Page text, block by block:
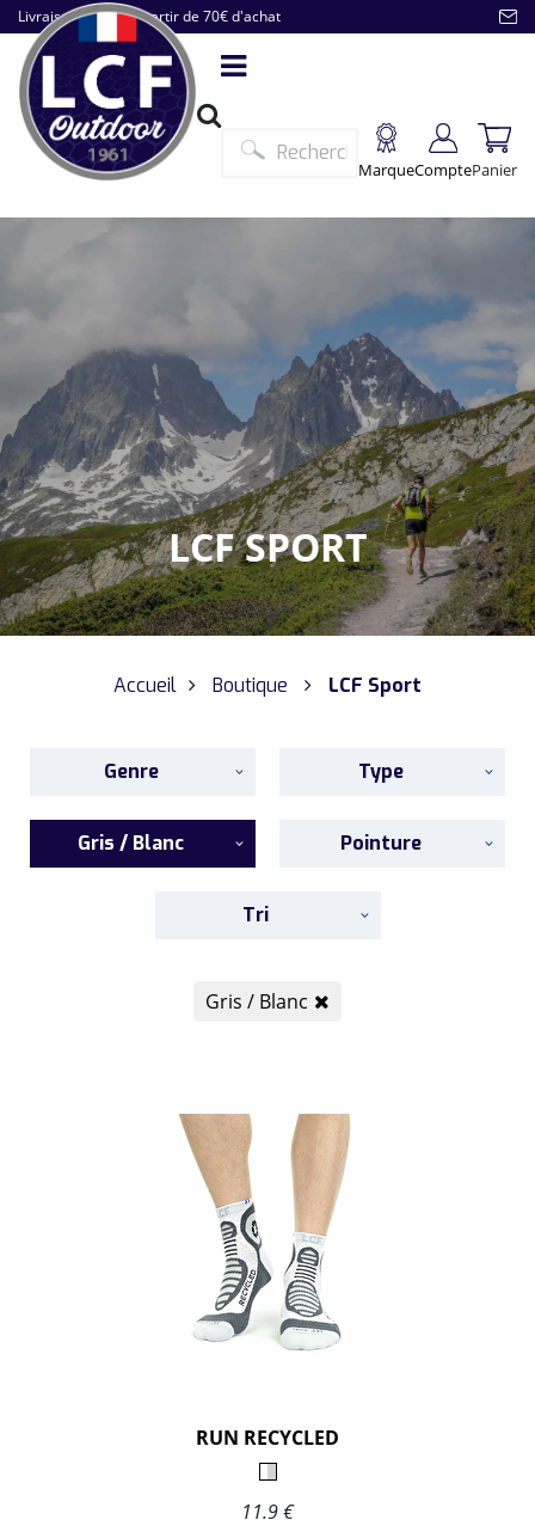
Livraison offerte à partir de 70€ d'achat
MarqueComptePanier
LCF SPORT
Accueil Boutique LCF Sport
Genre Type
Gris / Blanc Pointure
Tri
Gris / Blanc
RUN RECYCLED
11.9 €